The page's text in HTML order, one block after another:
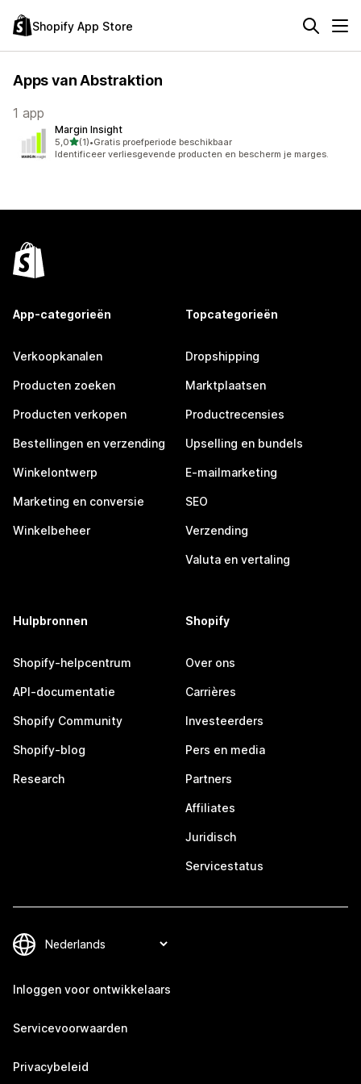
Shopify App Store
Apps van Abstraktion
1 app
Margin Insight
5,0van 5 sterren
(1)
1 recensies in totaal
•Gratis proefperiode beschikbaar
Identificeer verliesgevende producten en bescherm je marges.
App-categorieën
Verkoopkanalen
Producten zoeken
Producten verkopen
Bestellingen en verzending
Winkelontwerp
Marketing en conversie
Winkelbeheer
Topcategorieën
Dropshipping
Marktplaatsen
Productrecensies
Upselling en bundels
E-mailmarketing
SEO
Verzending
Valuta en vertaling
Hulpbronnen
Shopify-helpcentrum
API-documentatie
Shopify Community
Shopify-blog
Research
Shopify
Over ons
Carrières
Investeerders
Pers en media
Partners
Affiliates
Juridisch
Servicestatus
Inloggen voor ontwikkelaars
Servicevoorwaarden
Privacybeleid